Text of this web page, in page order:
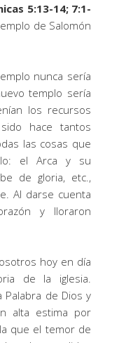
5:13-14; 7:1-
de Salomón
nunca sería
templo sería
los recursos
hace tantos
las cosas que
el Arca y su
de gloria, etc.,
Al darse cuenta
y lloraron
hoy en día
de la iglesia.
Palabra de Dios y
alta estima por
que el temor de